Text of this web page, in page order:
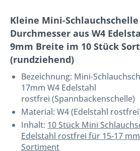
Kleine Mini-
Durchmesser aus W4
9mm Breite im 10 Stück
(rundziehend)
Bezeichnung: Mini-
17mm W4 Edelstahl
rostfrei (Spannbackenschelle)
Material: W4 (Edelstahl
Inhalt: 10 Stück Mini
Edelstahl rostfrei für 15-17
Sortiment